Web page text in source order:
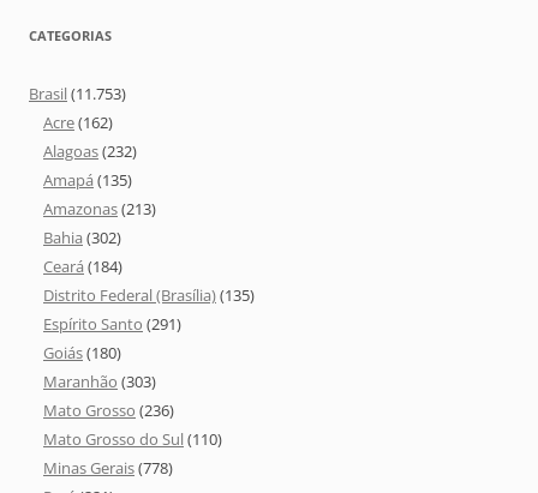
CATEGORIAS
Brasil(11.753)
Acre(162)
Alagoas(232)
Amapá (135)
Amazonas(213)
Bahia (302)
Ceará (184)
Distrito Federal (Brasília)(135)
Espírito Santo (291)
Goiás(180)
Maranhão (303)
Mato Grosso (236)
Mato Grosso do Sul(110)
Minas Gerais(778)